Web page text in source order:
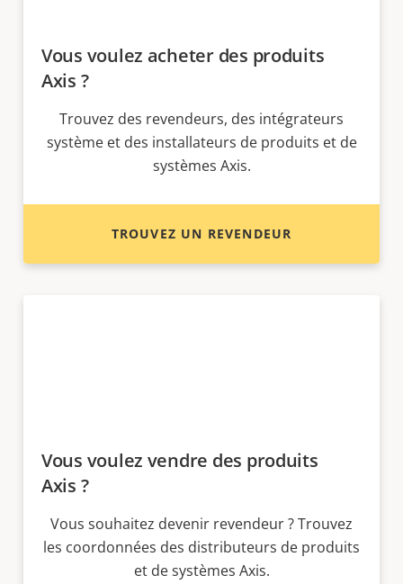
Vous voulez acheter des produits
Axis ?
Trouvez des revendeurs, des intégrateurs
système et des installateurs de produits et de
systèmes Axis.
TROUVEZ UN REVENDEUR
Vous voulez vendre des produits
Axis ?
Vous souhaitez devenir revendeur ? Trouvez
les coordonnées des distributeurs de produits
et de systèmes Axis.